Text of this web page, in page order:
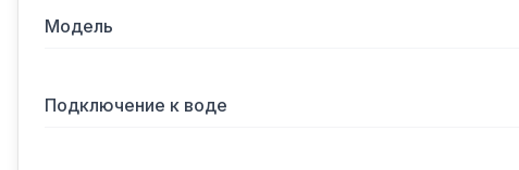
Модель
Подключение к воде